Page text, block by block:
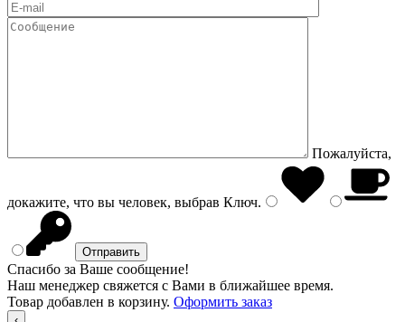
Пожалуйста,
докажите, что вы человек, выбрав Ключ.
Спасибо за Ваше сообщение!
Наш менеджер свяжется с Вами в ближайшее время.
Товар добавлен в корзину. Оформить заказ